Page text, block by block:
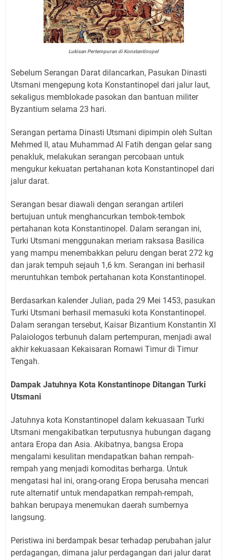
Lukisan Pertempuran di Konstantinopel
Sebelum Serangan Darat dilancarkan, Pasukan Dinasti
Utsmani mengepung kota Konstantinopel dari jalur laut,
sekaligus memblokade pasokan dan bantuan militer
Byzantium selama 23 hari.
Serangan pertama Dinasti Utsmani dipimpin oleh Sultan
Mehmed II, atau Muhammad Al Fatih dengan gelar sang
penakluk, melakukan serangan percobaan untuk
mengukur kekuatan pertahanan kota Konstantinopel dari
jalur darat.
Serangan besar diawali dengan serangan artileri
bertujuan untuk menghancurkan tembok-tembok
pertahanan kota Konstantinopel. Dalam serangan ini,
Turki Utsmani menggunakan meriam raksasa Basilica
yang mampu menembakkan peluru dengan berat 272 kg
dan jarak tempuh sejauh 1,6 km. Serangan ini berhasil
meruntuhkan tembok pertahanan kota Konstantinopel.
Berdasarkan kalender Julian, pada 29 Mei 1453, pasukan
Turki Utsmani berhasil memasuki kota Konstantinopel.
Dalam serangan tersebut, Kaisar Bizantium Konstantin XI
Palaiologos terbunuh dalam pertempuran, menjadi awal
akhir kekuasaan Kekaisaran Romawi Timur di Timur
Tengah.
Dampak Jatuhnya Kota Konstantinope Ditangan Turki
Utsmani
Jatuhnya kota Konstantinopel dalam kekuasaan Turki
Utsmani mengakibatkan terputusnya hubungan dagang
antara Eropa dan Asia. Akibatnya, bangsa Eropa
mengalami kesulitan mendapatkan bahan rempah-
rempah yang menjadi komoditas berharga. Untuk
mengatasi hal ini, orang-orang Eropa berusaha mencari
rute alternatif untuk mendapatkan rempah-rempah,
bahkan berupaya menemukan daerah sumbernya
langsung.
Peristiwa ini berdampak besar terhadap perubahan jalur
perdagangan, dimana jalur perdagangan dari jalur darat